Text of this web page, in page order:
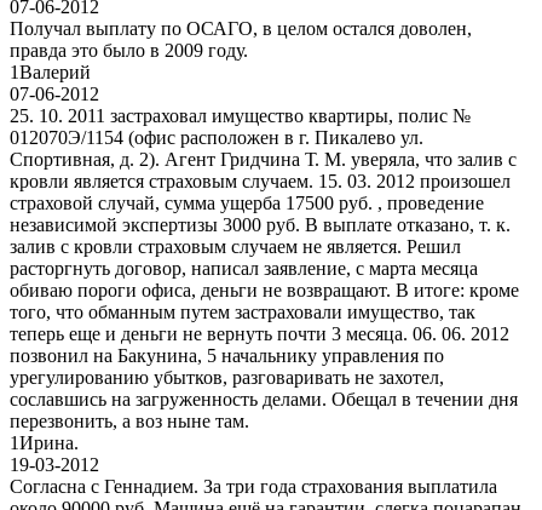
07-06-2012
Получал выплату по ОСАГО, в целом остался доволен,
правда это было в 2009 году.
1Валерий
07-06-2012
25. 10. 2011 застраховал имущество квартиры, полис №
012070Э/1154 (офис расположен в г. Пикалево ул.
Спортивная, д. 2). Агент Гридчина Т. М. уверяла, что залив с
кровли является страховым случаем. 15. 03. 2012 произошел
страховой случай, сумма ущерба 17500 руб. , проведение
независимой экспертизы 3000 руб. В выплате отказано, т. к.
залив с кровли страховым случаем не является. Решил
расторгнуть договор, написал заявление, с марта месяца
обиваю пороги офиса, деньги не возвращают. В итоге: кроме
того, что обманным путем застраховали имущество, так
теперь еще и деньги не вернуть почти 3 месяца. 06. 06. 2012
позвонил на Бакунина, 5 начальнику управления по
урегулированию убытков, разговаривать не захотел,
сославшись на загруженность делами. Обещал в течении дня
перезвонить, а воз ныне там.
1Ирина.
19-03-2012
Согласна с Геннадием. За три года страхования выплатила